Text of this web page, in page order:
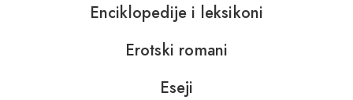
Enciklopedije i leksikoni
Erotski romani
Eseji